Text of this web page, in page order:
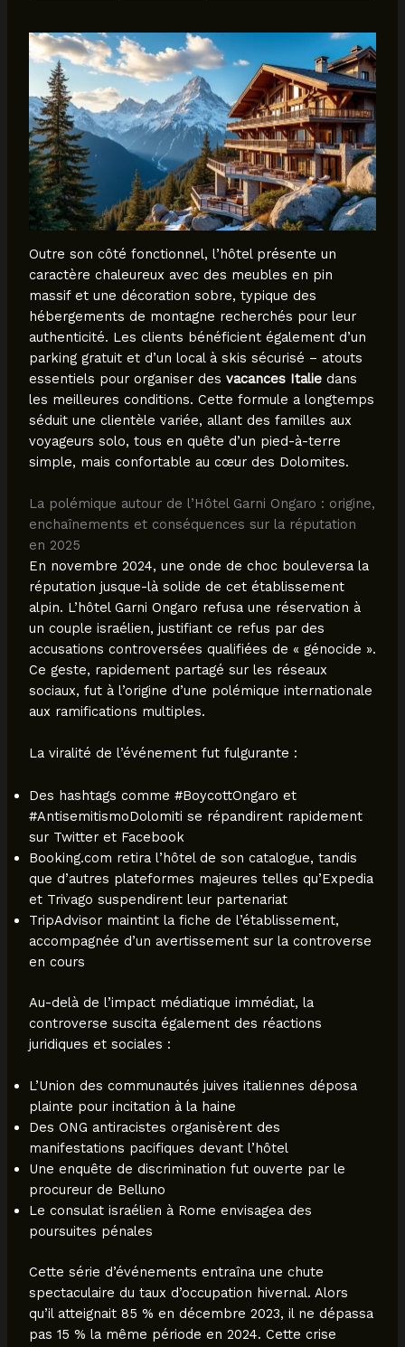
Outre son côté fonctionnel, l’hôtel présente un
caractère chaleureux avec des meubles en pin
massif et une décoration sobre, typique des
hébergements de montagne recherchés pour leur
authenticité. Les clients bénéficient également d’un
parking gratuit et d’un local à skis sécurisé – atouts
essentiels pour organiser des vacances Italiedans
les meilleures conditions. Cette formule a longtemps
séduit une clientèle variée, allant des familles aux
voyageurs solo, tous en quête d’un pied-à-terre
simple, mais confortable au cœur des Dolomites.
La polémique autour de l’Hôtel Garni Ongaro : origine,
enchaînements et conséquences sur la réputation
en 2025
En novembre 2024, une onde de choc bouleversa la
réputation jusque-là solide de cet établissement
alpin. L’hôtel Garni Ongaro refusa une réservation à
un couple israélien, justifiant ce refus par des
accusations controversées qualifiées de « génocide ».
Ce geste, rapidement partagé sur les réseaux
sociaux, fut à l’origine d’une polémique internationale
aux ramifications multiples.
La viralité de l’événement fut fulgurante :
Des hashtags comme #BoycottOngaro et
#AntisemitismoDolomiti se répandirent rapidement
sur Twitter et Facebook
Booking.com retira l’hôtel de son catalogue, tandis
que d’autres plateformes majeures telles qu’Expedia
et Trivago suspendirent leur partenariat
TripAdvisor maintint la fiche de l’établissement,
accompagnée d’un avertissement sur la controverse
en cours
Au-delà de l’impact médiatique immédiat, la
controverse suscita également des réactions
juridiques et sociales :
L’Union des communautés juives italiennes déposa
plainte pour incitation à la haine
Des ONG antiracistes organisèrent des
manifestations pacifiques devant l’hôtel
Une enquête de discrimination fut ouverte par le
procureur de Belluno
Le consulat israélien à Rome envisagea des
poursuites pénales
Cette série d’événements entraîna une chute
spectaculaire du taux d’occupation hivernal. Alors
qu’il atteignait 85 % en décembre 2023, il ne dépassa
pas 15 % la même période en 2024. Cette crise